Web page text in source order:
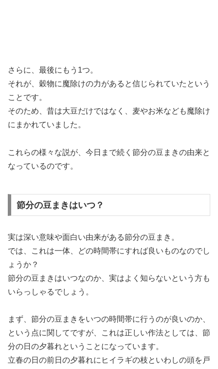
さらに、最後にもう1つ。
それが、穀物に魔除けの力があると信じられていたという
ことです。
そのため、昔は大豆だけではなく、麦やお米なども魔除け
にまかれていました。
これらの様々な説が、今日まで続く節分の豆まきの由来と
なっているのです。
節分の豆まきはいつ？
実は深い意味や面白い由来がある節分の豆まき。
では、これは一体、どの時間帯にすれば良いものなのでし
ょうか？
節分の豆まきはいつなのか、実はよく知らないという方も
いらっしゃるでしょう。
まず、節分の豆まきをいつの時間帯に行うのが良いのか、
という点に関してですが、これは正しい作法としては、節
分の日の夕暮れということになっています。
立春の日の前日の夕暮れにヒイラギの枝といわしの頭を戸